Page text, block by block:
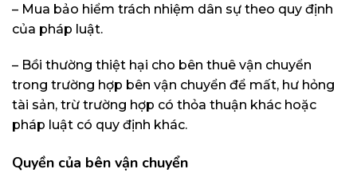
– Mua bảo hiểm trách nhiệm dân sự theo quy định
của pháp luật.
– Bồi thường thiệt hại cho bên thuê vận chuyển
trong trường hợp bên vận chuyển để mất, hư hỏng
tài sản, trừ trường hợp có thỏa thuận khác hoặc
pháp luật có quy định khác.
Quyền của bên vận chuyển